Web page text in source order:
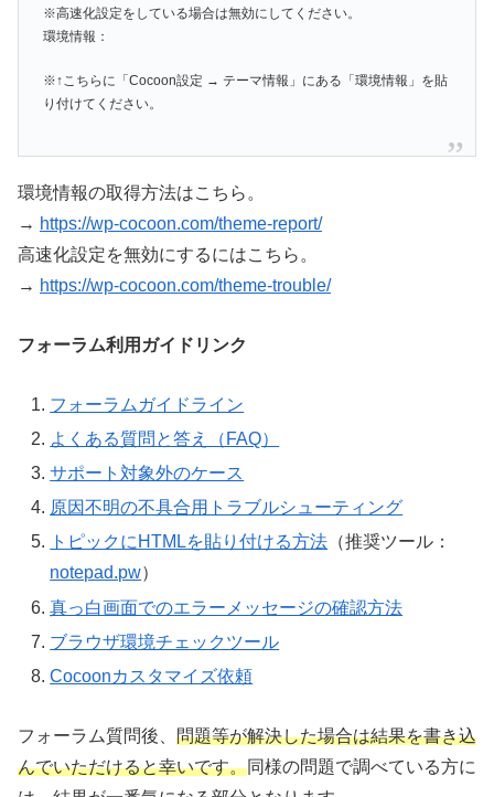
※高速化設定をしている場合は無効にしてください。
環境情報：
※↑こちらに「Cocoon設定 → テーマ情報」にある「環境情報」を貼
り付けてください。
環境情報の取得方法はこちら。
→ https://wp-cocoon.com/theme-report/
高速化設定を無効にするにはこちら。
→ https://wp-cocoon.com/theme-trouble/
フォーラム利用ガイドリンク
フォーラムガイドライン
よくある質問と答え（FAQ）
サポート対象外のケース
原因不明の不具合用トラブルシューティング
トピックにHTMLを貼り付ける方法 （推奨ツール：
notepad.pw）
真っ白画面でのエラーメッセージの確認方法
ブラウザ環境チェックツール
Cocoonカスタマイズ依頼
フォーラム質問後、 問題等が解決した場合は結果を書き込
んでいただけると幸いです。同様の問題で調べている方に